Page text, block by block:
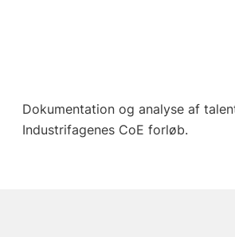
Dokumentation og analyse af
Industrifagenes CoE forløb.